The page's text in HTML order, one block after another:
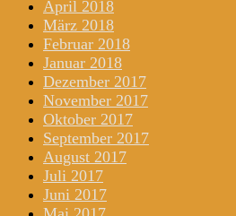
April 2018
März 2018
Februar 2018
Januar 2018
Dezember 2017
November 2017
Oktober 2017
September 2017
August 2017
Juli 2017
Juni 2017